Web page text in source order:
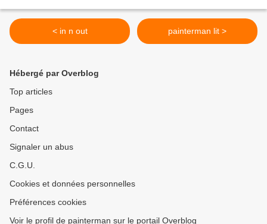
< in n out painterman lit >
Hébergé par Overblog
Top articles
Pages
Contact
Signaler un abus
C.G.U.
Cookies et données personnelles
Préférences cookies
Voir le profil de painterman sur le portail Overblog